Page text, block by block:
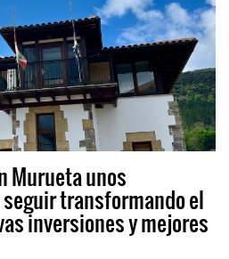
Murueta unos
transformando el
inversiones y mejores